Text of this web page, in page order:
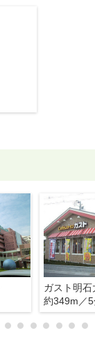
ガスト明石
約349m／